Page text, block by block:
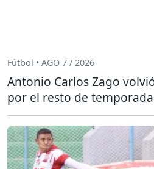
Fútbol • AGO 7 / 2026
Antonio Carlos Zago
por el resto de temporada